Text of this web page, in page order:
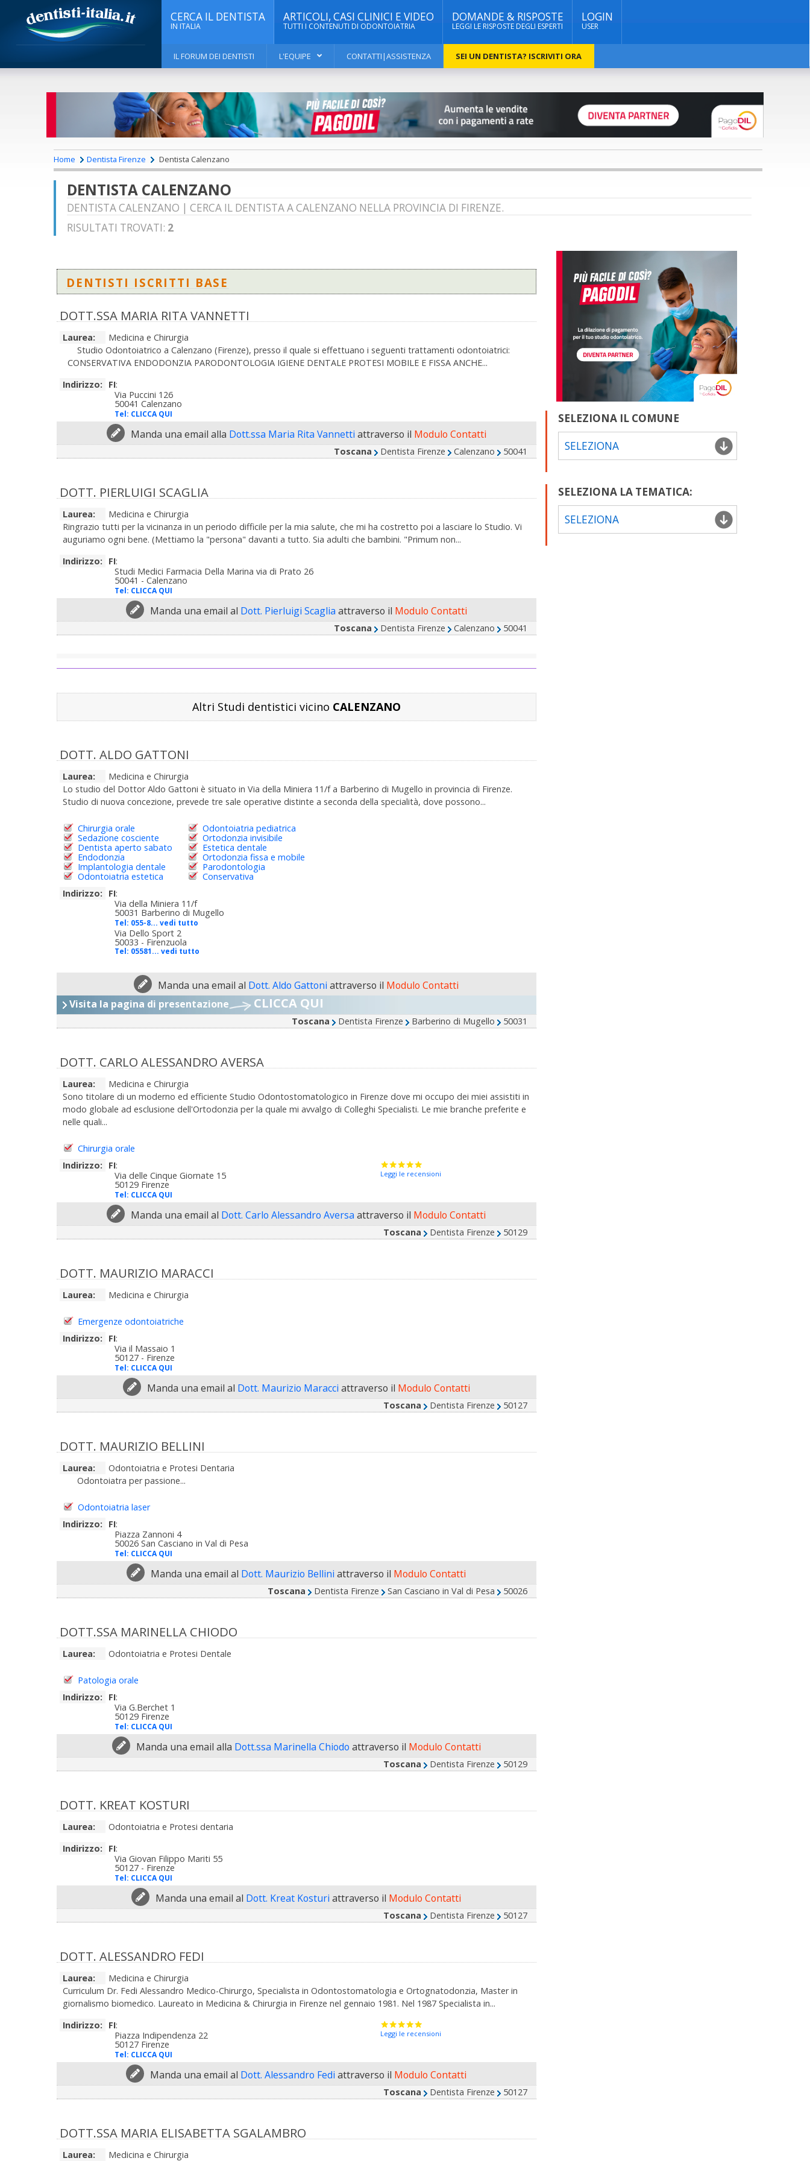
CERCA IL DENTISTA
IN ITALIA
ARTICOLI, CASI CLINICI E VIDEO
TUTTI I CONTENUTI DI ODONTOIATRIA
DOMANDE & RISPOSTE
LEGGI LE RISPOSTE DEGLI ESPERTI
LOGIN
USER
IL FORUM DEI DENTISTI L'EQUIPE CONTATTI|ASSISTENZA SEI UN DENTISTA? ISCRIVITI ORA
Home Dentista Firenze Dentista Calenzano
DENTISTA CALENZANO
DENTISTA CALENZANO | CERCA IL DENTISTA A CALENZANO NELLA PROVINCIA DI FIRENZE.
RISULTATI TROVATI: 2
DENTISTI ISCRITTI BASE
DOTT.SSA MARIA RITA VANNETTI
Laurea:
Medicina e Chirurgia
Studio Odontoiatrico a Calenzano (Firenze), presso il quale si effettuano i seguenti trattamenti odontoiatrici:
CONSERVATIVA ENDODONZIA PARODONTOLOGIA IGIENE DENTALE PROTESI MOBILE E FISSA ANCHE...
Indirizzo:
FI:
Via Puccini 126
50041 Calenzano
Tel: CLICCA QUI
Manda una email alla Dott.ssa Maria Rita Vannetti attraverso il Modulo Contatti
Toscana Dentista Firenze Calenzano 50041
DOTT. PIERLUIGI SCAGLIA
Laurea:
Medicina e Chirurgia
Ringrazio tutti per la vicinanza in un periodo difficile per la mia salute, che mi ha costretto poi a lasciare lo Studio. Vi
auguriamo ogni bene. (Mettiamo la "persona" davanti a tutto. Sia adulti che bambini. "Primum non...
Indirizzo:
FI:
Studi Medici Farmacia Della Marina via di Prato 26
50041 - Calenzano
Tel: CLICCA QUI
Manda una email al Dott. Pierluigi Scaglia attraverso il Modulo Contatti
Toscana Dentista Firenze Calenzano 50041
Altri Studi dentistici vicino CALENZANO
DOTT. ALDO GATTONI
Laurea:
Medicina e Chirurgia
Lo studio del Dottor Aldo Gattoni è situato in Via della Miniera 11/f a Barberino di Mugello in provincia di Firenze.
Studio di nuova concezione, prevede tre sale operative distinte a seconda della specialità, dove possono...
Chirurgia orale
Sedazione cosciente
Dentista aperto sabato
Endodonzia
Implantologia dentale
Odontoiatria estetica
Odontoiatria pediatrica
Ortodonzia invisibile
Estetica dentale
Ortodonzia fissa e mobile
Parodontologia
Conservativa
Indirizzo:
FI:
Via della Miniera 11/f
50031 Barberino di Mugello
Tel: 055-8... vedi tutto
Via Dello Sport 2
50033 - Firenzuola
Tel: 05581... vedi tutto
Manda una email al Dott. Aldo Gattoni attraverso il Modulo Contatti
Visita la pagina di presentazione
CLICCA QUI
Toscana Dentista Firenze Barberino di Mugello 50031
DOTT. CARLO ALESSANDRO AVERSA
Laurea:
Medicina e Chirurgia
Sono titolare di un moderno ed efficiente Studio Odontostomatologico in Firenze dove mi occupo dei miei assistiti in
modo globale ad esclusione dell'Ortodonzia per la quale mi avvalgo di Colleghi Specialisti. Le mie branche preferite e
nelle quali...
Chirurgia orale
Indirizzo:
FI:
Via delle Cinque Giornate 15
50129 Firenze
Tel: CLICCA QUI
Leggi le recensioni
Manda una email al Dott. Carlo Alessandro Aversa attraverso il Modulo Contatti
Toscana Dentista Firenze 50129
DOTT. MAURIZIO MARACCI
Laurea: Medicina e Chirurgia
Emergenze odontoiatriche
Indirizzo:
FI:
Via il Massaio 1
50127 - Firenze
Tel: CLICCA QUI
Manda una email al Dott. Maurizio Maracci attraverso il Modulo Contatti
Toscana Dentista Firenze 50127
DOTT. MAURIZIO BELLINI
Laurea:
Odontoiatria e Protesi Dentaria
Odontoiatra per passione...
Odontoiatria laser
Indirizzo:
FI:
Piazza Zannoni 4
50026 San Casciano in Val di Pesa
Tel: CLICCA QUI
Manda una email al Dott. Maurizio Bellini attraverso il Modulo Contatti
Toscana Dentista Firenze San Casciano in Val di Pesa 50026
DOTT.SSA MARINELLA CHIODO
Laurea: Odontoiatria e Protesi Dentale
Patologia orale
Indirizzo:
FI:
Via G.Berchet 1
50129 Firenze
Tel: CLICCA QUI
Manda una email alla Dott.ssa Marinella Chiodo attraverso il Modulo Contatti
Toscana Dentista Firenze 50129
DOTT. KREAT KOSTURI
Laurea:
Odontoiatria e Protesi dentaria
Indirizzo:
FI:
Via Giovan Filippo Mariti 55
50127 - Firenze
Tel: CLICCA QUI
Manda una email al Dott. Kreat Kosturi attraverso il Modulo Contatti
Toscana Dentista Firenze 50127
DOTT. ALESSANDRO FEDI
Laurea:
Medicina e Chirurgia
Curriculum Dr. Fedi Alessandro Medico-Chirurgo, Specialista in Odontostomatologia e Ortognatodonzia, Master in
giornalismo biomedico. Laureato in Medicina & Chirurgia in Firenze nel gennaio 1981. Nel 1987 Specialista in...
Indirizzo:
FI:
Piazza Indipendenza 22
50127 Firenze
Tel: CLICCA QUI
Leggi le recensioni
Manda una email al Dott. Alessandro Fedi attraverso il Modulo Contatti
Toscana Dentista Firenze 50127
DOTT.SSA MARIA ELISABETTA SGALAMBRO
Laurea: Medicina e Chirurgia
SELEZIONA IL COMUNE
SELEZIONA
SELEZIONA LA TEMATICA:
SELEZIONA